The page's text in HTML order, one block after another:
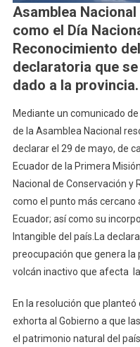
Del
Asamblea
como el Día
Reconocimiento
declaratoria que
dado a la provincia.
Mediante un comunicado
de la Asamblea Nacional
declarar el 29 de mayo, de
Ecuador de la Primera
Nacional de Conservación
como el punto más cercano
Ecuador; así como su
Intangible del país.
La
preocupación que genera la
volcán inactivo que afecta
En la resolución que
exhorta al Gobierno a que
el patrimonio natural del